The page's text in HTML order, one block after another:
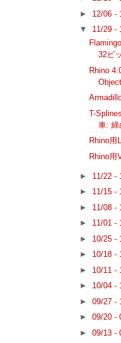
► 12/06 -
▼ 11/29 -
32ビ
Rhino
T-
車: 締
Rhino用
Rhino用
► 11/22 -
► 11/15 -
► 11/08 -
► 11/01 -
► 10/25 -
► 10/18 -
► 10/11 -
► 10/04 -
► 09/27 -
► 09/20 -
► 09/13 -